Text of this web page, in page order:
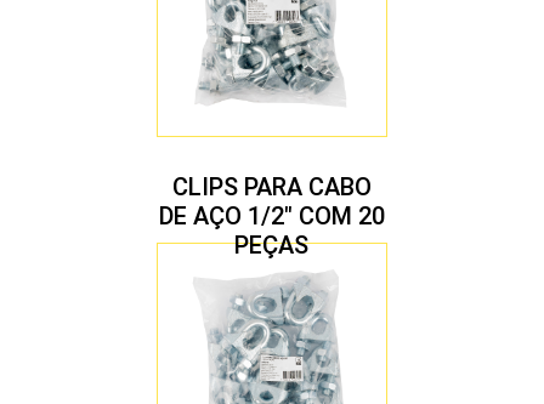
CLIPS PARA CABO
DE AÇO 1/2″ COM 20
PEÇAS